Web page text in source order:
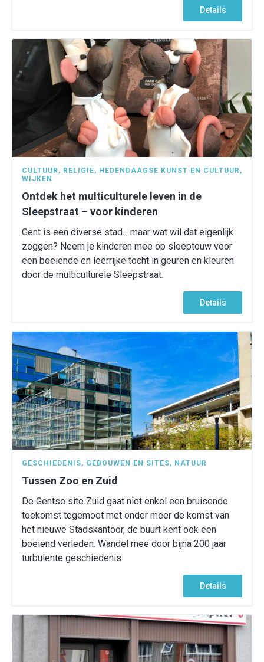
Details
CULTUUR , RELIGIE, HEDENDAAGSE KUNST EN CULTUUR ,
WIJKEN
Ontdek het multiculturele leven in de
Sleepstraat – voor kinderen
Gent is een diverse stad... maar wat wil dat eigenlijk
zeggen? Neem je kinderen mee op sleeptouw voor
een boeiende en leerrijke tocht in geuren en kleuren
door de multiculturele Sleepstraat.
Details
GESCHIEDENIS, GEBOUWEN EN SITES, NATUUR
Tussen Zoo en Zuid
De Gentse site Zuid gaat niet enkel een bruisende
toekomst tegemoet met onder meer de komst van
het nieuwe Stadskantoor, de buurt kent ook een
boeiend verleden. Wandel mee door bijna 200 jaar
turbulente geschiedenis.
Details